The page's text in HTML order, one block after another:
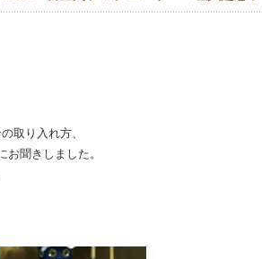
取り入れ方、
聞きしました。